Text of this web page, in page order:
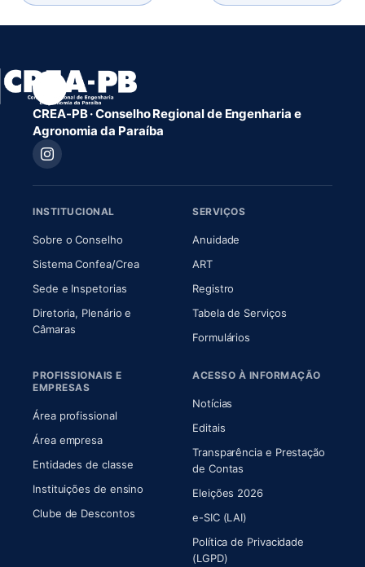
CREA-PB · Conselho Regional de Engenharia e
Agronomia da Paraíba
INSTITUCIONAL
Sobre o Conselho(abre em nova aba)
Sistema Confea/Crea(abre em nova aba)
Sede e Inspetorias
Diretoria, Plenário e
Câmaras(abre em nova aba)
SERVIÇOS
Anuidade
ART(abre em nova aba)
Registro
Tabela de Serviços
Formulários
PROFISSIONAIS E
EMPRESAS
Área profissional
Área empresa
Entidades de classe
Instituições de ensino
Clube de Descontos
ACESSO À INFORMAÇÃO
Notícias
Editais
Transparência e Prestação
de Contas
Eleições 2026
e-SIC (LAI)
Política de Privacidade
(LGPD)